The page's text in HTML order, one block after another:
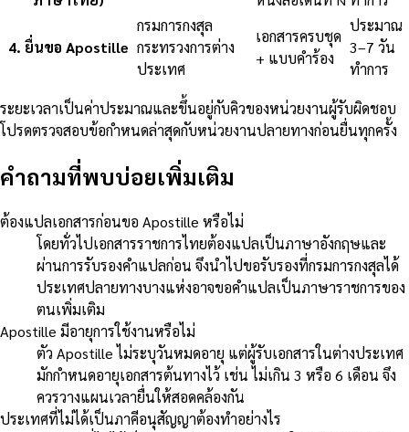
4. ยื่นขอ Apostille
กรมการกงสุล
กระทรวงการต่าง
ประเทศ
เอกสารครบชุด
+ แบบคำร้อง
ประมาณ
3–7 วัน
ทำการ
ระยะเวลาเป็นค่าประมาณและขึ้นอยู่กับคิวของหน่วยงานผู้รับผิดชอบ
โปรดตรวจสอบข้อกำหนดล่าสุดกับหน่วยงานปลายทางก่อนยื่นทุกครั้ง
คำถามที่พบบ่อยเพิ่มเติม
ต้องแปลเอกสารก่อนขอ Apostille หรือไม่
โดยทั่วไปเอกสารราชการไทยต้องแปลเป็นภาษาอังกฤษและ
ผ่านการรับรองคำแปลก่อน จึงนำไปขอรับรองที่กรมการกงสุลได้
ประเทศปลายทางบางแห่งอาจขอคำแปลเป็นภาษาราชการของ
ตนเพิ่มเติม
Apostille มีอายุการใช้งานหรือไม่
ตัว Apostille ไม่ระบุวันหมดอายุ แต่ผู้รับเอกสารในต่างประเทศ
มักกำหนดอายุเอกสารต้นทางไว้ เช่น ไม่เกิน 3 หรือ 6 เดือน จึง
ควรวางแผนเวลายื่นให้สอดคล้องกัน
ประเทศที่ไม่ได้เป็นภาคีอนุสัญญาต้องทำอย่างไร